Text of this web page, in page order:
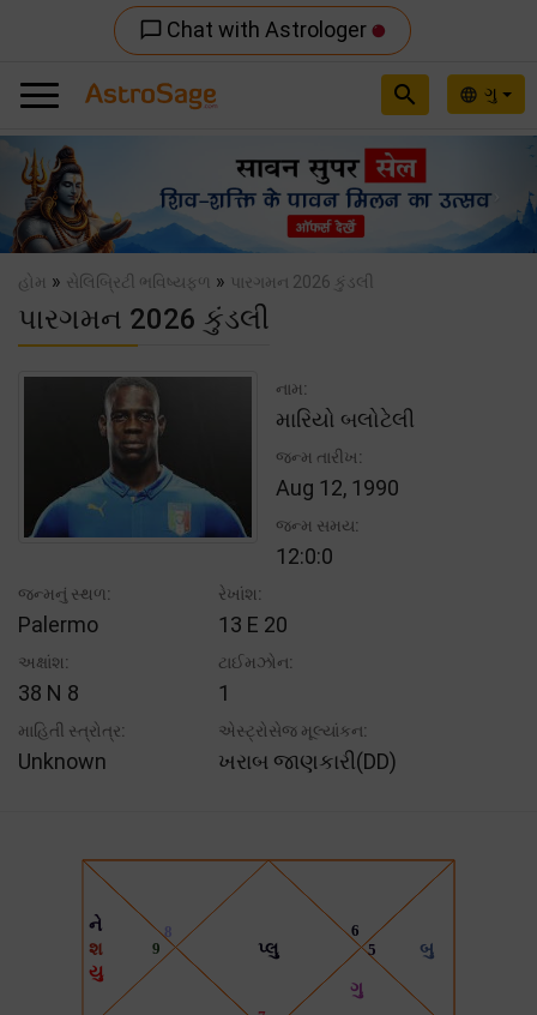
chat_bubble_outline Chat with Astrologer
language ગુ
search
Previous
હોમ » સેલિબ્રિટી ભવિષ્યફળ » પારગમન 2026 કુંડલી
પારગમન 2026 કુંડલી
નામ:
મારિયો બલોટેલી
જન્મ તારીખ:
Aug 12, 1990
જન્મ સમય:
12:0:0
જન્મનું સ્થળ:
Palermo
રેખાંશ:
13 E 20
અક્ષાંશ:
38 N 8
ટાઈમઝોન:
1
માહિતી સ્ત્રોત્ર:
Unknown
એસ્ટ્રોસેજ મૂલ્યાંકન:
ખરાબ જાણકારી(DD)